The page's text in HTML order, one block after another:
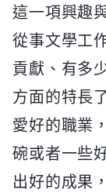
這一項興趣
從事文學工
貢獻、有多
方面的特長
愛好的職業
碗或者一些
出好的成果